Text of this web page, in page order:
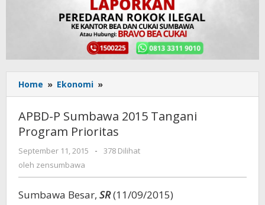
Home » Ekonomi »
P
2015
Tangani
Program
APBD-P Sumbawa 2015 Tangani
Program Prioritas
September 11, 2015
oleh
-
378 Dilihat
oleh zensumbawa
Sumbawa Besar, SR(11/09/2015)